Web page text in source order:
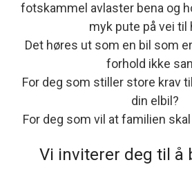
fotskammel avlaster bena og
myk pute på vei til
Det høres ut som en bil som
forhold ikke
For deg som stiller store krav
din elbil?
For deg som vil at familien
Vi inviterer deg til å